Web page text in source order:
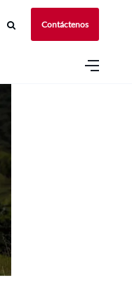
Contáctenos